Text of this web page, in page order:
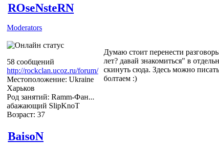
ROseNsteRN
Moderators
58 сообщений
http://rockclan.ucoz.ru/forum/
Местоположение: Ukraine
Харьков
Род занятий: Ramm-Фан...
абажающий SlipKnoT
Возраст: 37
Думаю стоит перенести
лет? давай знакомиться" в
скинуть сюда. Здесь можно
болтаем :)
BaisoN